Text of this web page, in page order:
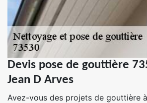
Devis pose de gouttière
Jean D Arves
Avez-vous des projets de gouttière